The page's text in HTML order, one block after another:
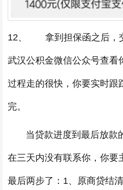
12、 拿到担保函之后，
武汉公积金微信公众号查看
过程走的很快，你要实时跟
完。
当贷款进度到最后放款
在三天内没有联系你，你要
最后两步了：1、原商贷结